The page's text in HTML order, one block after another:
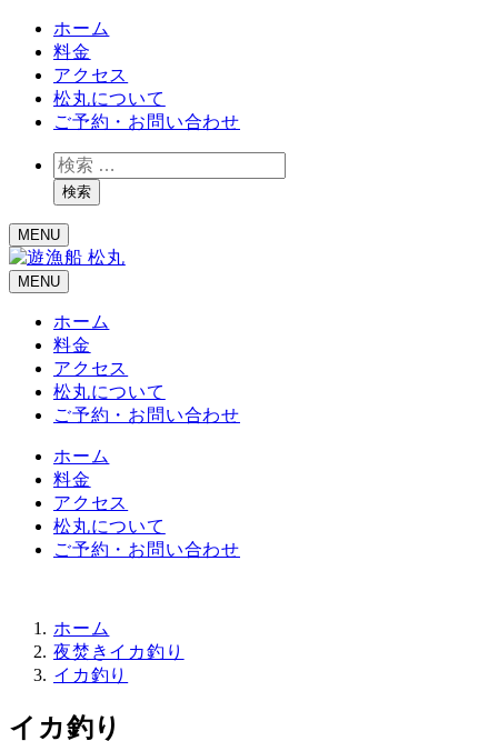
ホーム
料金
アクセス
松丸について
ご予約・お問い合わせ
検
索検索
MENU
MENU
ホーム
料金
アクセス
松丸について
ご予約・お問い合わせ
ホーム
料金
アクセス
松丸について
ご予約・お問い合わせ
ホーム
夜焚きイカ釣り
イカ釣り
イカ釣り